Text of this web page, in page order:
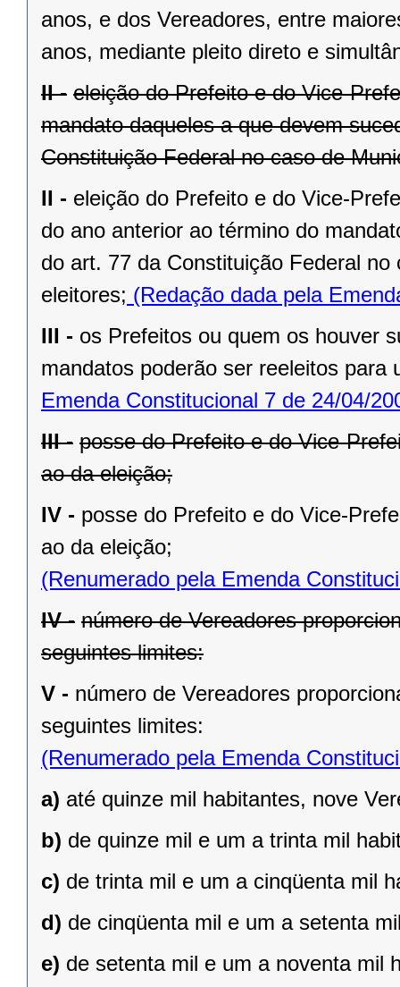
anos, e dos Vereadores, entre
anos, mediante pleito direto e
II - eleição do Prefeito e do Vice-
mandato daqueles a que devem
Constituição Federal no caso de
II - eleição do Prefeito e do Vice-
do ano anterior ao término do
do art. 77 da Constituição Federal
eleitores; (Redação dada pela
III - os Prefeitos ou quem os houver
mandatos poderão ser reeleitos para
Emenda Constitucional 7 de 24/04/
III - posse do Prefeito e do Vice-
ao da eleição;
IV - posse do Prefeito e do Vice-
ao da eleição;
(Renumerado pela Emenda
IV - número de Vereadores
seguintes limites:
V - número de Vereadores
seguintes limites:
(Renumerado pela Emenda
a) até quinze mil habitantes, nove
b) de quinze mil e um a trinta mil
c) de trinta mil e um a cinqüenta mil
d) de cinqüenta mil e um a setenta
e) de setenta mil e um a noventa mil